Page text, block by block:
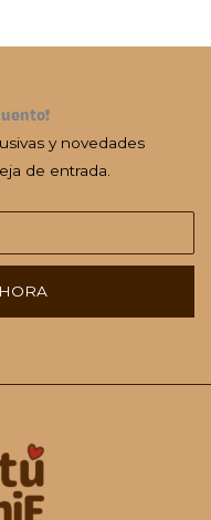
y novedades
de entrada.